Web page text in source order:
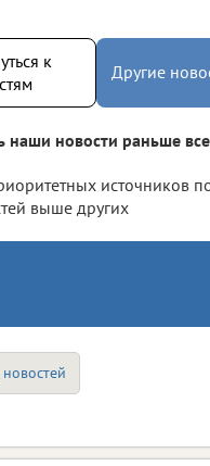
к
Другие
наши новости раньше
источников
выше других